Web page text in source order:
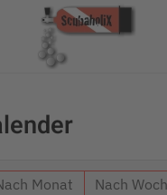
springen
Monat Nach